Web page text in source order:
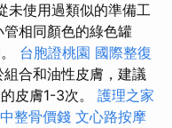
未使用過類似的準備工
管相同顏色的綠色罐
台胞證桃園 國際整復
組合和油性皮膚，建議
皮膚1-3次。 護理之家
整骨價錢 文心路按摩